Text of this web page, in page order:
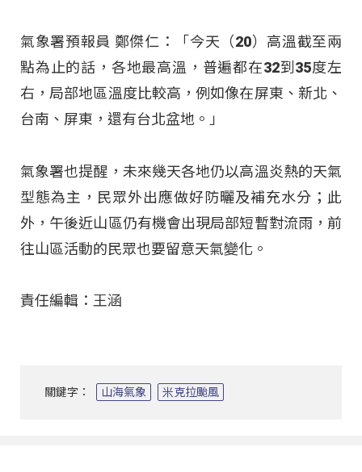
氣象署預報員 鄭傑仁：「今天（20）高溫截至兩
點為止的話，各地最高溫，普遍都在32到35度左
右，局部地區溫度比較高，例如像在屏東、新北、
台南、屏東，還有台北盆地。」
氣象署也提醒，未來幾天各地仍以高溫炎熱的天氣
型態為主，民眾外出應做好防曬及補充水分；此
外，午後近山區仍有機會出現局部短暫對流雨，前
往山區活動的民眾也要留意天氣變化。
責任編輯：王涵
關鍵字： 山海氣象 米克拉颱風